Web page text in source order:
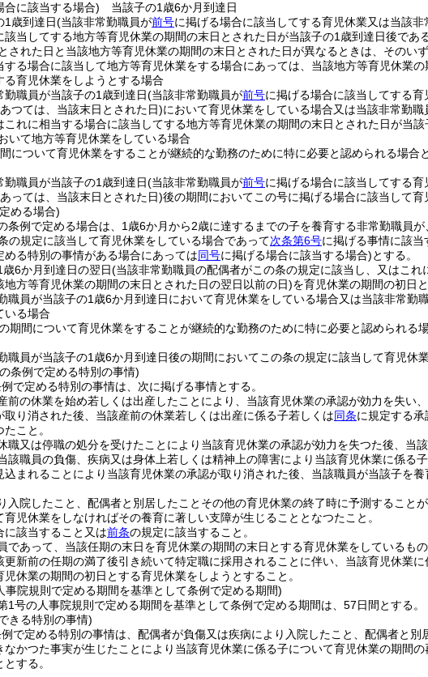
合に該当する場合) 当該子の1歳6か月到達日
1歳到達日(当該非常勤職員が前号に掲げる場合に該当してする育児休業又は当該
該当してする地方等育児休業の期間の末日とされた日が当該子の1歳到達日後であ
された日と当該地方等育児休業の期間の末日とされた日が異なるときは、そのい
る場合に該当して地方等育児休業をする場合にあっては、当該地方等育児休業
育児休業をしようとする場合
職員が当該子の1歳到達日(当該非常勤職員が前号に掲げる場合に該当してする
つては、当該末日とされた日)において育児休業をしている場合又は当該非常勤
これに相当する場合に該当してする地方等育児休業の期間の末日とされた日が当
いて地方等育児休業をしている場合
について育児休業をすることが継続的な勤務のために特に必要と認められる場合
職員が当該子の1歳到達日(当該非常勤職員が前号に掲げる場合に該当してする
っては、当該末日とされた日)後の期間においてこの号に掲げる場合に該当して
める場合)
条例で定める場合は、1歳6か月から2歳に達するまでの子を養育する非常勤職員が
の規定に該当して育児休業をしている場合であって次条第6号に掲げる事情に該当
る特別の事情がある場合にあっては同号に掲げる場合に該当する場合)とする。
6か月到達日の翌日(当該非常勤職員の配偶者がこの条の規定に該当し、又はこ
方等育児休業の期間の末日とされた日の翌日以前の日)を育児休業の期間の初日
職員が当該子の1歳6か月到達日において育児休業をしている場合又は当該非常勤
いる場合
期間について育児休業をすることが継続的な勤務のために特に必要と認められる
職員が当該子の1歳6か月到達日後の期間においてこの条の規定に該当して育児休
条例で定める特別の事情)
で定める特別の事情は、次に掲げる事情とする。
前の休業を始め若しくは出産したことにより、当該育児休業の承認が効力を失い
り消された後、当該産前の休業若しくは出産に係る子若しくは同条に規定する
こと。
職又は停職の処分を受けたことにより当該育児休業の承認が効力を失つた後、当
該職員の負傷、疾病又は身体上若しくは精神上の障害により当該育児休業に係る
まれることにより当該育児休業の承認が取り消された後、当該職員が当該子を
入院したこと、配偶者と別居したことその他の育児休業の終了時に予測すること
児休業をしなければその養育に著しい支障が生じることとなつたこと。
に該当すること又は前条の規定に該当すること。
であって、当該任期の末日を育児休業の期間の末日とする育児休業をしているも
更新前の任期の満了後引き続いて特定職に採用されることに伴い、当該育児休業
休業の期間の初日とする育児休業をしようとすること。
院規則で定める期間を基準として条例で定める期間)
1号の人事院規則で定める期間を基準として条例で定める期間は、57日間とする。
きる特別の事情)
で定める特別の事情は、配偶者が負傷又は疾病により入院したこと、配偶者と別
かつた事実が生じたことにより当該育児休業に係る子について育児休業の期間
する。